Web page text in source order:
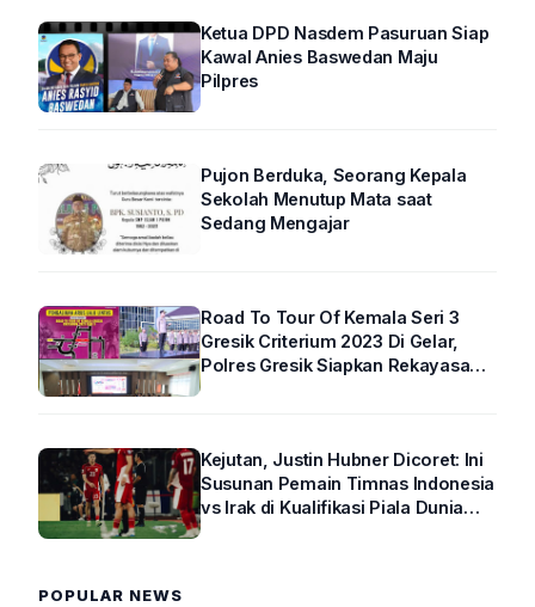
Ketua DPD Nasdem Pasuruan Siap
Kawal Anies Baswedan Maju
Pilpres
Pujon Berduka, Seorang Kepala
Sekolah Menutup Mata saat
Sedang Mengajar
Road To Tour Of Kemala Seri 3
Gresik Criterium 2023 Di Gelar,
Polres Gresik Siapkan Rekayasa
Kejutan, Justin Hubner Dicoret: Ini
Susunan Pemain Timnas Indonesia
vs Irak di Kualifikasi Piala Dunia
POPULAR NEWS